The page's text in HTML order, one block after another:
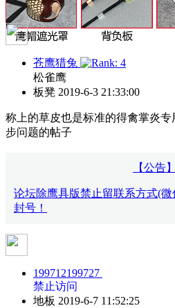
苍鹰猎兔
松雀鹰
板凳 2019-6-3 21:33:00
称上的草皮也是标准的得禽掌炎
步问题的帖子
【公告】
论坛除鹰具版禁止留联系方式(
封号！
199712199727
禁止访问
地板 2019-6-7 11:52:25